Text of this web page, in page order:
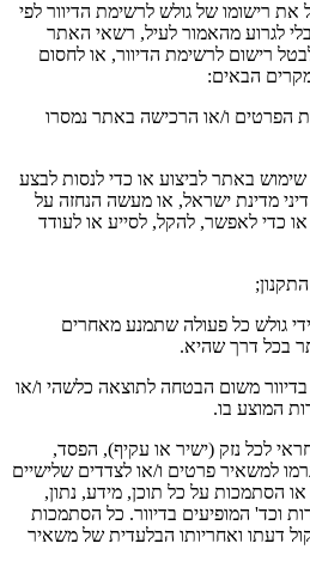
את רישומו של גולש לרשימת הדיוור לפי
לגרוע מהאמור לעיל, רשאי האתר
רישום לרשימת הדיוור, או לחסום
הבאים:
הפרטים ו/או הרכישה באתר נמסרו
שימוש באתר לביצוע או כדי לנסות לבצע
מדינת ישראל, או מעשה הנחזה על
או כדי לאפשר, להקל, לסייע או לעודד
ידי גולש כל פעולה שתמנע מאחרים
בכל דרך שהיא.
בדיוור משום הבטחה לתוצאה כלשהי ו/או
המוצע בו.
לכל נזק (ישיר או עקיף), הפסד,
למשאיר פרטים ו/או לצדדים שלישיים
הסתמכות על כל תוכן, מידע, נתון,
וכד' המופיעים בדיוור. כל הסתמכות
דעתו ואחריותו הבלעדית של משאיר